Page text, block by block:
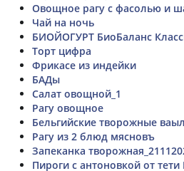
Овощное рагу с фасолью и
Чай на ночь
БИОЙОГУРТ БиоБаланс
Торт цифра
Фрикасе из индейки
БАДы
Салат овощной_1
Рагу овощное
Бельгийские творожные
Рагу из 2 блюд мясновъ
Запеканка
Пироги с антоновкой от